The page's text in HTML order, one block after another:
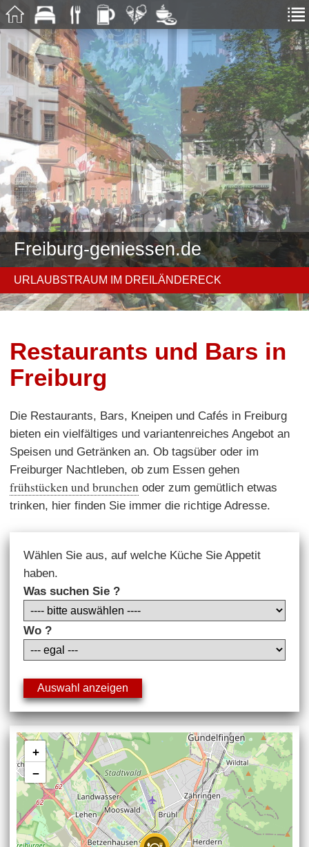
Freiburg-geniessen.de
URLAUBSTRAUM IM DREILÄNDERECK
Restaurants und Bars in
Freiburg
Die Restaurants, Bars, Kneipen und Cafés in Freiburg
bieten ein vielfältiges und variantenreiches Angebot an
Speisen und Getränken an. Ob tagsüber oder im
Freiburger Nachtleben, ob zum Essen gehen
frühstücken und brunchen oder zum gemütlich etwas
trinken, hier finden Sie immer die richtige Adresse.
Wählen Sie aus, auf welche Küche Sie Appetit
haben.
Was suchen Sie ?
Wo ?
+
−